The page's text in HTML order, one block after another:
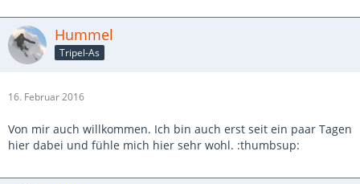
Hummel
Tripel-As
16. Februar 2016
Von mir auch willkommen. Ich bin auch erst seit ein paar Tagen
hier dabei und fühle mich hier sehr wohl. :thumbsup: